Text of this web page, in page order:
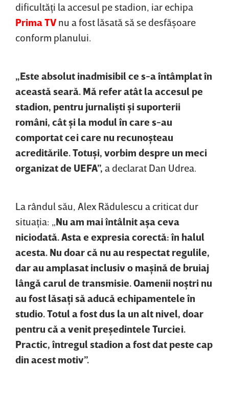
dificultăţi la accesul pe stadion, iar echipa
Prima TVnu a fost lăsată să se desfăşoare
conform planului.
„Este absolut inadmisibil ce s-a întâmplat în
această seară. Mă refer atât la accesul pe
stadion, pentru jurnalişti şi suporterii
români, cât şi la modul în care s-au
comportat cei care nu recunoşteau
acreditările. Totuşi, vorbim despre un meci
organizat de UEFA”, a declarat Dan Udrea.
La rândul său, Alex Rădulescu a criticat dur
situaţia: „Nu am mai întâlnit aşa ceva
niciodată. Asta e expresia corectă: în halul
acesta. Nu doar că nu au respectat regulile,
dar au amplasat inclusiv o maşină de bruiaj
lângă carul de transmisie. Oamenii noştri nu
au fost lăsaţi să aducă echipamentele în
studio. Totul a fost dus la un alt nivel, doar
pentru că a venit preşedintele Turciei.
Practic, întregul stadion a fost dat peste cap
din acest motiv”.